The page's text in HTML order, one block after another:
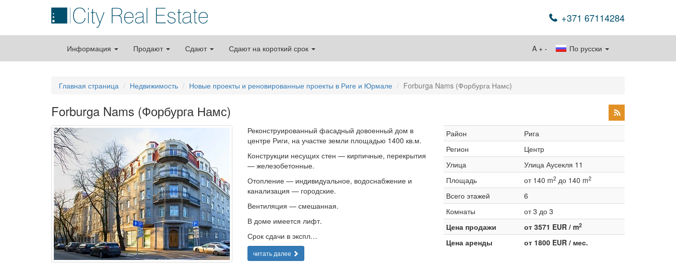
+371 67114284
Информация Продают Сдают Сдают на короткий срок По русски
A + -
Главная страница Недвижимость Новые проекты и реновированные проекты в Риге и Юрмале Forburga Nams (Форбурга Намс)
Forburga Nams (Форбурга Намс)
Реконструированный фасадный довоенный дом в
центре Риги, на участке земли площадью 1400 кв.м.
Конструкции несущих стен — кирпичные, перекрытия
— железобетонные.
Отопление — индивидуальное, водоснабжение и
канализация — городские.
Вентиляция — смешанная.
В доме имеется лифт.
Срок сдачи в экспл…
читать далее
Район
Рига
Регион
Центр
Улица
Улица Аусекля 11
Площадь
от 140 m2 до 140 m2
Всего этажей
6
Комнаты
от 3 до 3
Цена продажи
от 3571 EUR / m2
Цена аренды от 1800 EUR / мес.